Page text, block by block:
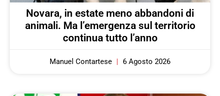
Novara, in estate meno abbandoni di
animali. Ma l’emergenza sul territorio
continua tutto l’anno
Manuel Contartese 6 Agosto 2026